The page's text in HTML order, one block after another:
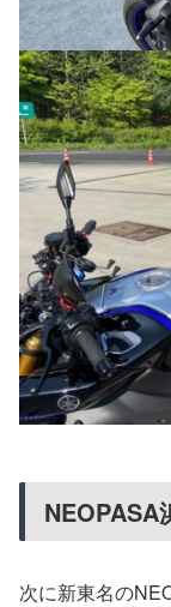
NEOPASA
次に新東名の